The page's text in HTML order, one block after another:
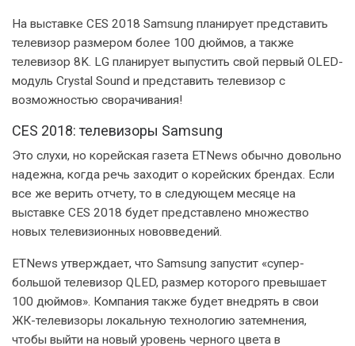
На выставке CES 2018 Samsung планирует представить
телевизор размером более 100 дюймов, а также
телевизор 8K. LG планирует выпустить свой первый OLED-
модуль Crystal Sound и представить телевизор с
возможностью сворачивания!
CES 2018: телевизоры Samsung
Это слухи, но корейская газета ETNews обычно довольно
надежна, когда речь заходит о корейских брендах. Если
все же верить отчету, то в следующем месяце на
выставке CES 2018 будет представлено множество
новых телевизионных нововведений.
ETNews утверждает, что Samsung запустит «супер-
большой телевизор QLED, размер которого превышает
100 дюймов». Компания также будет внедрять в свои
ЖК-телевизоры локальную технологию затемнения,
чтобы выйти на новый уровень черного цвета в